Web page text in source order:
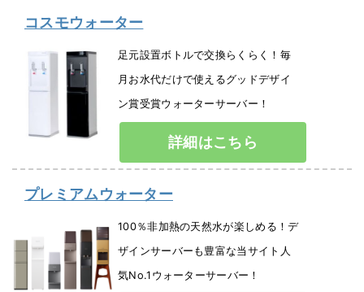
コスモウォーター
足元設置ボトルで交換らくらく！毎
月お水代だけで使えるグッドデザイ
ン賞受賞ウォーターサーバー！
詳細はこちら
プレミアムウォーター
100％非加熱の天然水が楽しめる！デ
ザインサーバーも豊富な当サイト人
気No.1ウォーターサーバー！